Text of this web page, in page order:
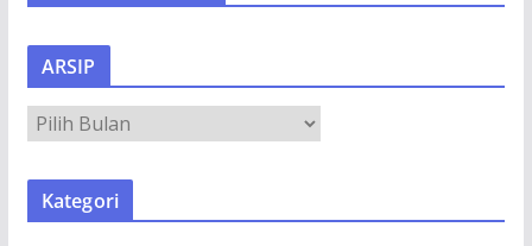
ARSIP
R
S
Kategori